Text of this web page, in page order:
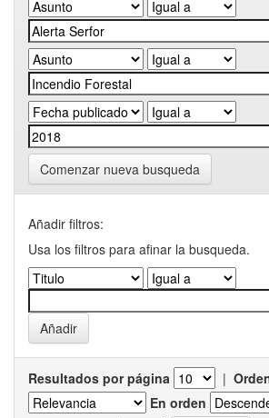
Comenzar nueva busqueda
Añadir filtros:
Usa los filtros para afinar la busqueda.
Resultados por página |
En orden